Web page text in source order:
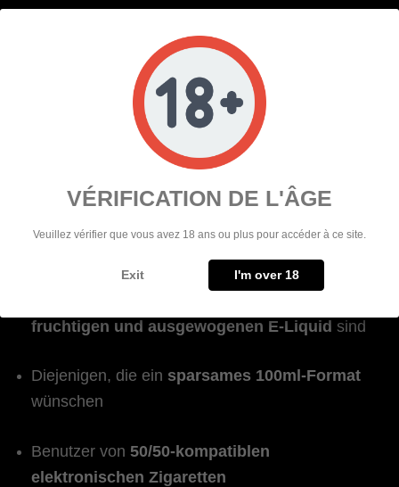
🟣 FÜR WEN IST LE MAGE
GEEIGNET?
fruchtigen und ausgewogenen E-Liquid sind
Diejenigen, die ein sparsames 100ml-Format
wünschen
Benutzer von 50/50-kompatiblen
elektronischen Zigaretten
VÉRIFICATION DE L'ÂGE
Veuillez vérifier que vous avez 18 ans ou plus pour accéder à ce site.
Exit I'm over 18